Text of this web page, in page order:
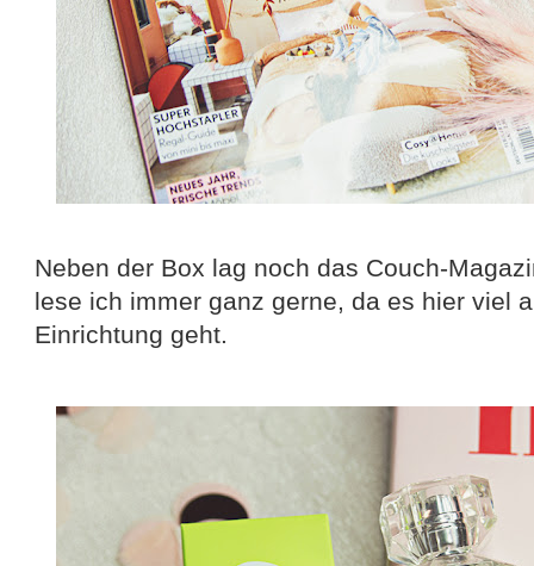
Neben der Box lag noch das Couch-
lese ich immer ganz gerne, da es hier viel
Einrichtung geht.